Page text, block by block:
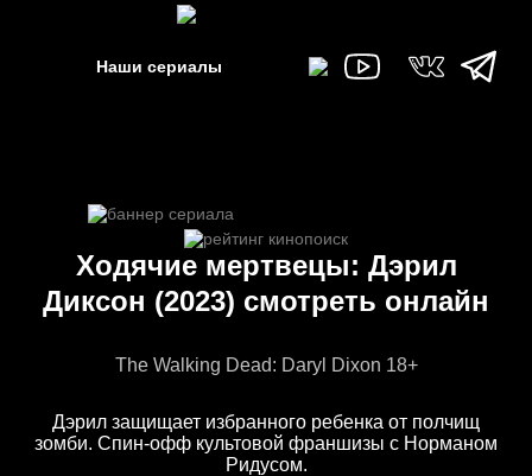
Наши сериалы
Ходячие мертвецы: Дэрил
Диксон (2023) смотреть онлайн
The Walking Dead: Daryl Dixon 18+
Дэрил защищает избранного ребенка от полчищ
зомби. Спин-офф культовой франшизы с Норманом
Ридусом.